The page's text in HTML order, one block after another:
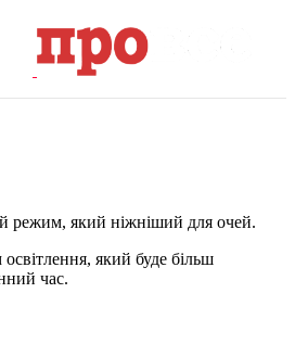
режим, який ніжніший для очей.
який буде більш
час.